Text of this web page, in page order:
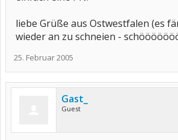
liebe Grüße aus Ostwestfalen (es
wieder an zu schneien -
25. Februar 2005
Gast_
Guest